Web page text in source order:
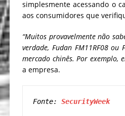
simplesmente acessando o
aos consumidores que
“Muitos provavelmente não
verdade, Fudan FM11RF08
mercado chinês. Por exemplo,
a empresa.
Fonte: SecurityWeek